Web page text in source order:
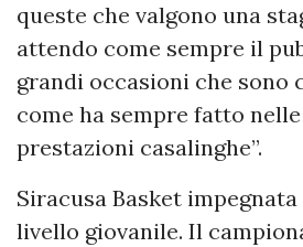
queste che valgono una
attendo come sempre il
grandi occasioni che sono
come ha sempre fatto
prestazioni casalinghe”.
Siracusa Basket
livello giovanile. Il